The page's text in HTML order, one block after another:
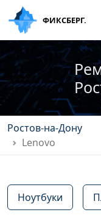
ФИКСБЕРГ.
Ростов‑на‑Дону
Lenovo
Ноутбуки